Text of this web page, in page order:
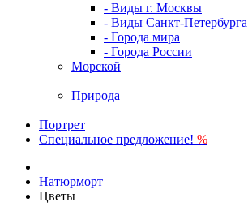
- Виды г. Москвы
- Виды Санкт-Петербурга
- Города мира
- Города России
Морской
Природа
Портрет
Специальное предложение! %
Натюрморт
Цветы